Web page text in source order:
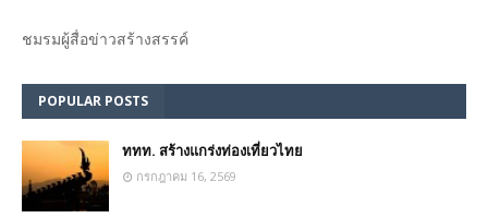
ชมรม​ผู้สื่อข่าวสร้างสรรค์​
POPULAR POSTS
ททท. สร้างแกร่งท่องเที่ยวไทย
กรกฎาคม 16, 2569